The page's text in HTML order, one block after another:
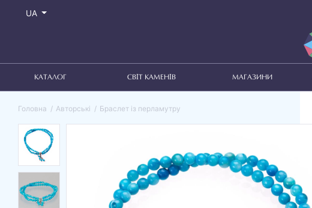
UA
КАТАЛОГ СВІТ КАМЕНІВ МАГАЗИНИ
Головна Авторські Браслет із перламутру